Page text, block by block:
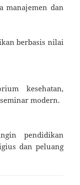
manajemen dan
berbasis nilai
kesehatan,
modern.
pendidikan
dan peluang